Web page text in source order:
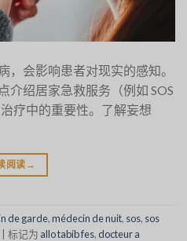
，会影响患者对现实的感知。
介绍居家急救服务（例如 SOS
疗中的重要性。了解妄想
阅读 →
de garde,médecin de nuit, sos, sos
标记为 allo tabib fes, docteur a